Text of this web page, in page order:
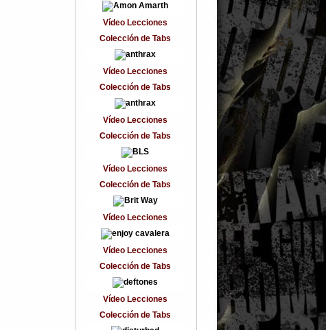
Vídeo Lecciones
Colección de Tabs
Vídeo Lecciones
Colección de Tabs
Vídeo Lecciones
Colección de Tabs
Vídeo Lecciones
Colección de Tabs
Vídeo Lecciones
Vídeo Lecciones
Colección de Tabs
Vídeo Lecciones
Colección de Tabs